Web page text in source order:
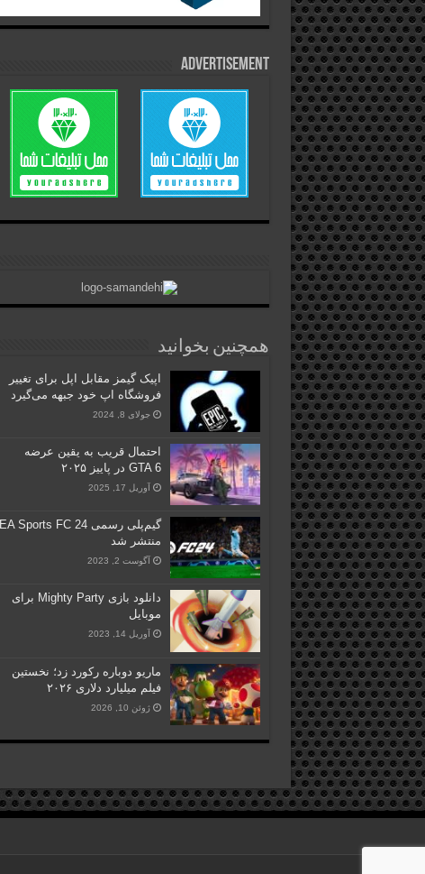
Advertisement
همچنین بخوانید
اپیک گیمز مقابل اپل برای تغییر
فروشگاه اپ خود جبهه می‌گیرد
جولای 8, 2024
احتمال قریب به یقین عرضه
GTA 6 در پاییز ۲۰۲۵
آوریل 17, 2025
گیم‌پلی رسمی EA Sports FC 24
منتشر شد
آگوست 2, 2023
دانلود بازی Mighty Party برای
موبایل
آوریل 14, 2023
ماریو دوباره رکورد زد؛ نخستین
فیلم میلیارد دلاری ۲۰۲۶
ژوئن 10, 2026